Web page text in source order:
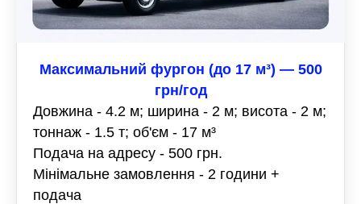
Максимальний фургон (до 17 м³) — 500
грн/год
Довжина - 4.2 м; ширина - 2 м; висота - 2 м;
тоннаж - 1.5 т; об'єм - 17 м³
Подача на адресу - 500 грн.
Мінімальне замовлення - 2 години +
подача